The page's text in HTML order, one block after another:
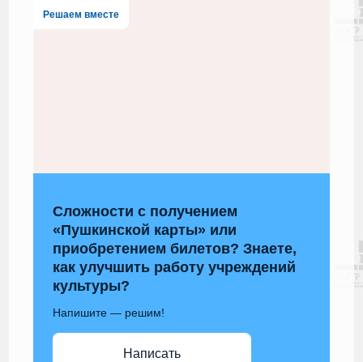
Решаем вместе
Сложности с получением
«Пушкинской карты» или
приобретением билетов? Знаете,
как улучшить работу учреждений
культуры?
Напишите — решим!
Написать